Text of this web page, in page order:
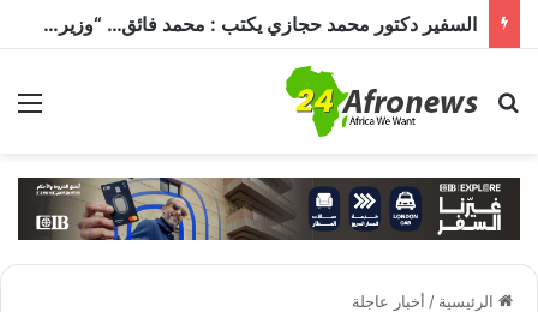
السفير دكتور محمد حجازي يكتب : محمد فائق… “وزير إفريقيا” الذي حمل رسالة القاهرة إلى القارة السمراء
بحث عن
الرئيسية / أخبار عاجلة